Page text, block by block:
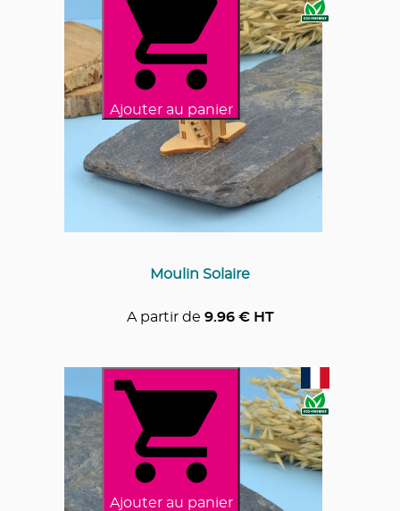
Ajouter au panier
Moulin Solaire
A partir de 9.96€ HT
Ajouter au panier